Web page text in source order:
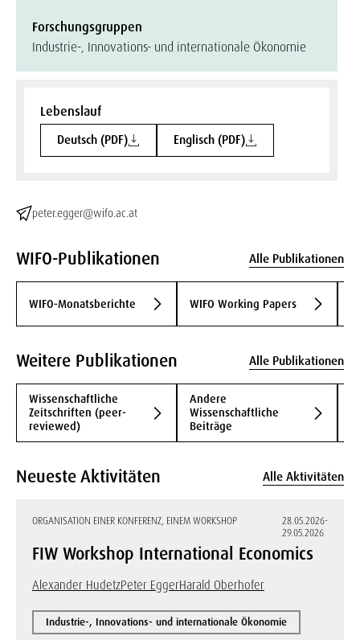
Forschungsgruppen
Industrie-, Innovations- und internationale Ökonomie
Lebenslauf
Deutsch (PDF) Englisch (PDF)
peter.egger@wifo.ac.at
WIFO-Publikationen Alle Publikationen
WIFO-Monatsberichte WIFO Working Papers
Weitere Publikationen Alle Publikationen
Wissenschaftliche
Zeitschriften (peer-
reviewed)
Andere
Wissenschaftliche
Beiträge
Neueste Aktivitäten Alle Aktivitäten
ORGANISATION EINER KONFERENZ, EINEM WORKSHOP
28.05.2026-
29.05.2026
FIW Workshop International Economics
Alexander HudetzPeter EggerHarald Oberhofer
Industrie-, Innovations- und internationale Ökonomie